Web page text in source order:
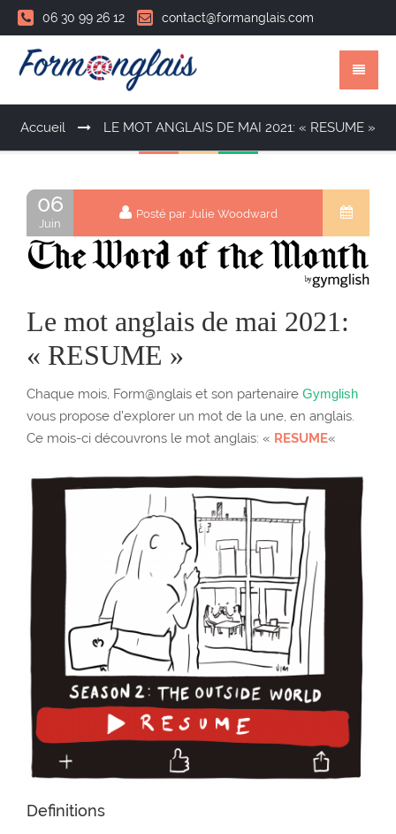
06 30 99 26 12 contact@formanglais.com
Accueil LE MOT ANGLAIS DE MAI 2021: « RESUME »
06
Juin
Posté par Julie Woodward
Le mot anglais de mai 2021:
« RESUME »
Chaque mois, Form@nglais et son partenaire Gymglish
vous propose d’explorer un mot de la une, en anglais.
Ce mois-ci découvrons le mot anglais: « RESUME«
Definitions